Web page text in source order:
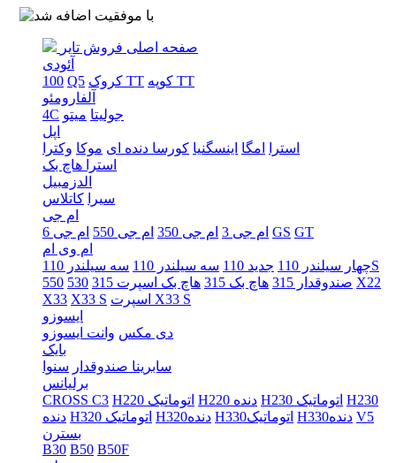
صفحه اصلی فروش تایر
آئودی
100 Q5 کروک TT
کوپه TT
آلفارومئو
4C
جولیتا میتو
اپل
استرا
امگا اینسگنیا کورسا دنده ای موکا وکترا
استرا هاچ بک
الدزمبیل
سیرا
کاتلاس
ام جی
ام جی 3
ام جی 350 ام جی 550 ام جی 6 GS GT
ام وی ام
چهار سیلندر 110
جدید 110 سه سیلندر 110
سه سیلندر 110S
صندوقدار 315
هاچ بک 315 هاچ بک اسپرت 315 530
550
X22
X33 X33 S
اسپرت X33 S
ایسوزو
دی مکس وانت ایسوزو
بایک
سابرینا صندوقدار سنوا
برلیانس
CROSS C3
H220 اتوماتیک H220 دنده H230 اتوماتیک H230
دنده
H320 اتوماتیک H320دنده H330اتوماتیک H330دنده V5
بسترن
B30 B50 B50F